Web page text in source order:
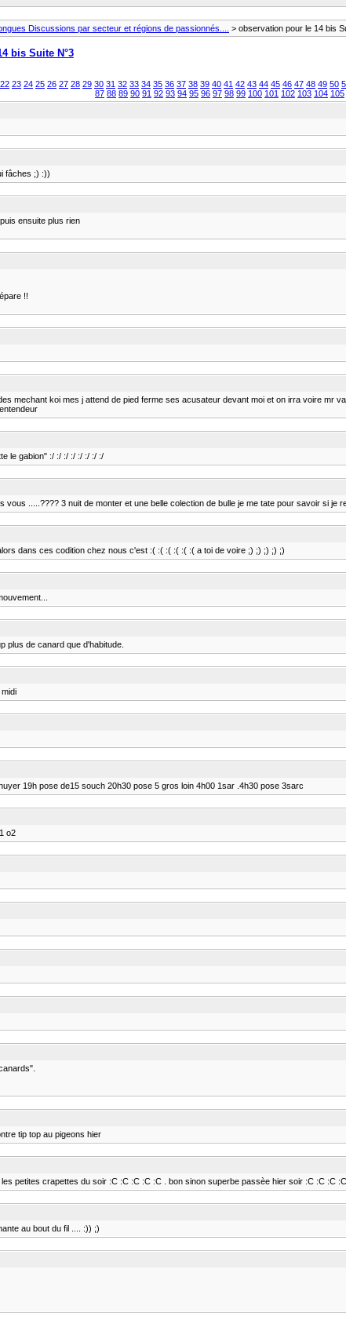
Discussions par secteur et régions de passionnés....
> observation pour le 14 bis
bis Suite N°3
22 23 24 25 26 27 28 29 30 31 32 33 34 35 36 37 38 39 40 41 42 43 44 45 46 47 48 49 50
87 88 89 90 91 92 93 94 95 96 97 98 99 100 101 102 103 104 105
fâches ;) :))
ensuite plus rien
!!
mechant koi mes j attend de pied ferme ses acusateur devant moi et on irra voire mr
le gabion" :/ :/ :/ :/ :/ :/ :/ :/
.....???? 3 nuit de monter et une belle colection de bulle je me tate pour savoir si
dans ces codition chez nous c'est :( :( :( :( :( :( a toi de voire ;) ;) ;) ;) ;)
plus de canard que d'habitude.
19h pose de15 souch 20h30 pose 5 gros loin 4h00 1sar .4h30 pose 3sarc
o2
tip top au pigeons hier
petites crapettes du soir :C :C :C :C :C . bon sinon superbe passèe hier soir :C :C :C
au bout du fil .... :)) ;)